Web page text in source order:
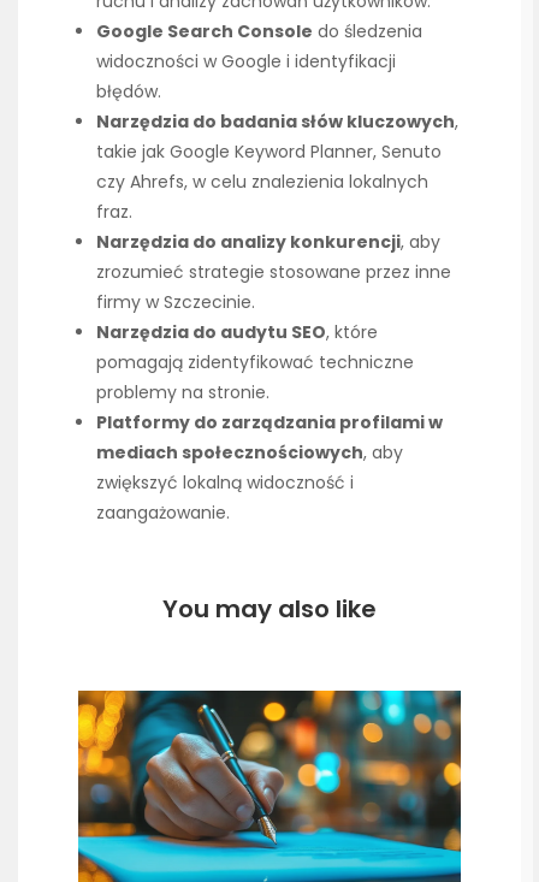
Google Search Console do śledzenia
widoczności w Google i identyfikacji
błędów.
Narzędzia do badania słów kluczowych,
takie jak Google Keyword Planner, Senuto
czy Ahrefs, w celu znalezienia lokalnych
fraz.
Narzędzia do analizy konkurencji, aby
zrozumieć strategie stosowane przez inne
firmy w Szczecinie.
Narzędzia do audytu SEO, które
pomagają zidentyfikować techniczne
problemy na stronie.
Platformy do zarządzania profilami w
mediach społecznościowych, aby
zwiększyć lokalną widoczność i
zaangażowanie.
You may also like